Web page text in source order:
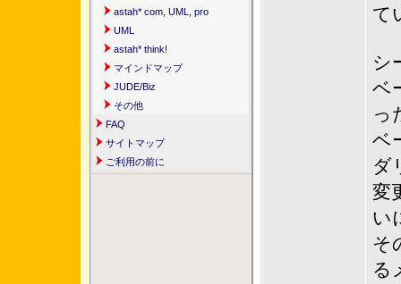
astah* com, UML, pro
UML
astah* think!
マインドマップ
JUDE/Biz
その他
FAQ
サイトマップ
ご利用の前に
て
シ
ベ
っ
ベ
ダ
変
い
そ
る